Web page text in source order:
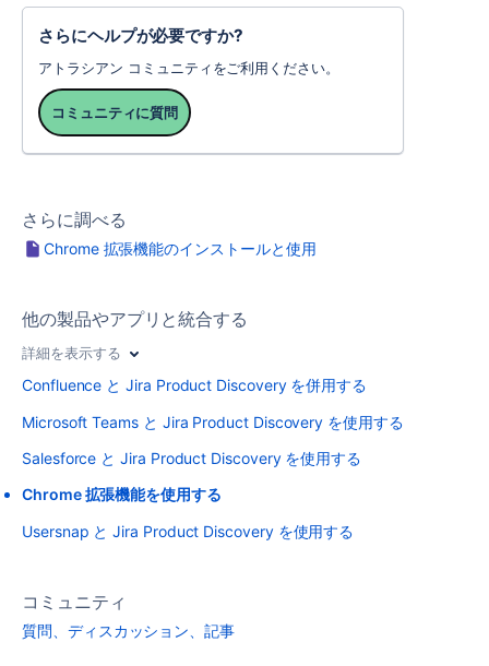
さらにヘルプが必要ですか?
アトラシアン コミュニティをご利用ください。
コミュニティに質問
さらに調べる
Chrome 拡張機能のインストールと使用
他の製品やアプリと統合する
詳細を表示する
Confluence と Jira Product Discovery を併用する
Microsoft Teams と Jira Product Discovery を使用する
Salesforce と Jira Product Discovery を使用する
Chrome 拡張機能を使用する
Usersnap と Jira Product Discovery を使用する
コミュニティ
質問、ディスカッション、記事